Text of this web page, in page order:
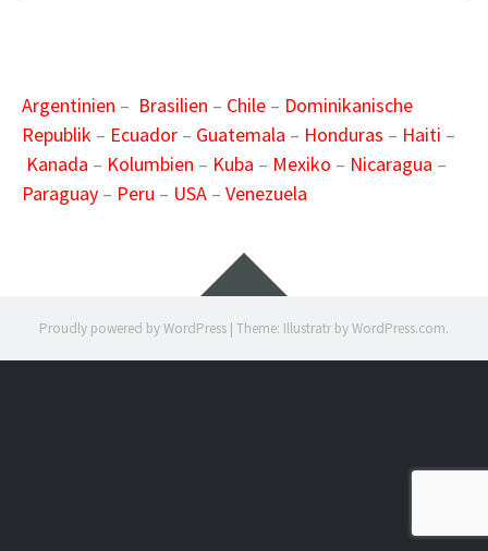
Argentinien – Brasilien – Chile – Dominikanische
Republik – Ecuador – Guatemala – Honduras – Haiti –
Kanada – Kolumbien – Kuba – Mexiko – Nicaragua –
Paraguay – Peru – USA – Venezuela
Widgets
Proudly powered by WordPress | Theme: Illustratr byWordPress.com.